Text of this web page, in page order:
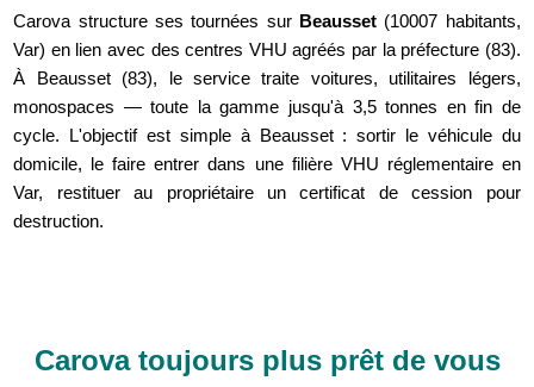
Carova structure ses tournées sur Beausset (10007 habitants,
Var) en lien avec des centres VHU agréés par la préfecture (83).
À Beausset (83), le service traite voitures, utilitaires légers,
monospaces — toute la gamme jusqu'à 3,5 tonnes en fin de
cycle. L'objectif est simple à Beausset : sortir le véhicule du
domicile, le faire entrer dans une filière VHU réglementaire en
Var, restituer au propriétaire un certificat de cession pour
destruction.
Carova toujours plus prêt de vous